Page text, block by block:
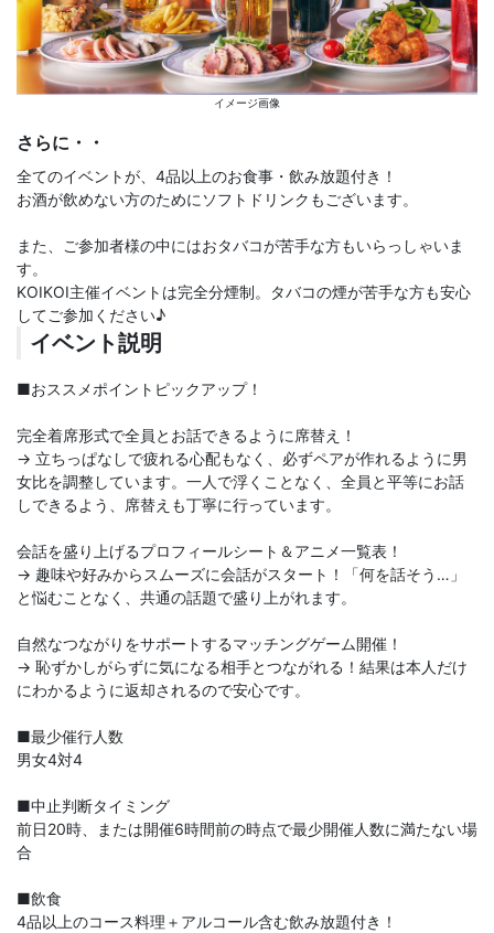
イメージ画像
さらに・・
全てのイベントが、4品以上のお食事・飲み放題付き！
お酒が飲めない方のためにソフトドリンクもございます。
また、ご参加者様の中にはおタバコが苦手な方もいらっしゃいま
す。
KOIKOI主催イベントは完全分煙制。タバコの煙が苦手な方も安心
してご参加ください♪
イベント説明
■おススメポイントピックアップ！
完全着席形式で全員とお話できるように席替え！
→ 立ちっぱなしで疲れる心配もなく、必ずペアが作れるように男
女比を調整しています。一人で浮くことなく、全員と平等にお話
しできるよう、席替えも丁寧に行っています。
会話を盛り上げるプロフィールシート＆アニメ一覧表！
→ 趣味や好みからスムーズに会話がスタート！「何を話そう…」
と悩むことなく、共通の話題で盛り上がれます。
自然なつながりをサポートするマッチングゲーム開催！
→ 恥ずかしがらずに気になる相手とつながれる！結果は本人だけ
にわかるように返却されるので安心です。
■最少催行人数
男女4対4
■中止判断タイミング
前日20時、または開催6時間前の時点で最少開催人数に満たない場
合
■飲食
4品以上のコース料理＋アルコール含む飲み放題付き！